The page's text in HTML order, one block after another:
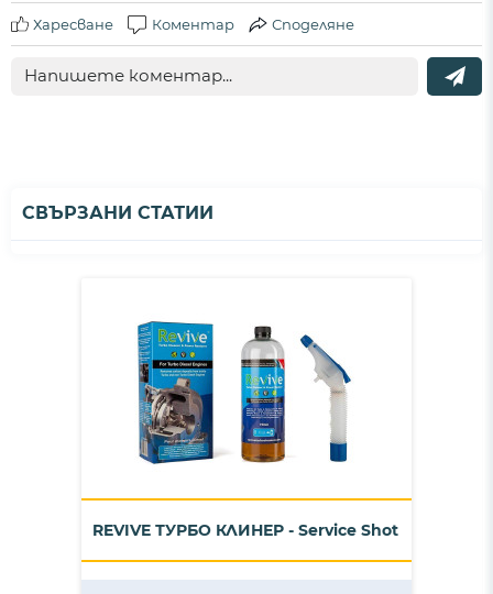
Харесване Коментар Споделяне
СВЪРЗАНИ СТАТИИ
REVIVE ТУРБО КЛИНЕР - Service Shot